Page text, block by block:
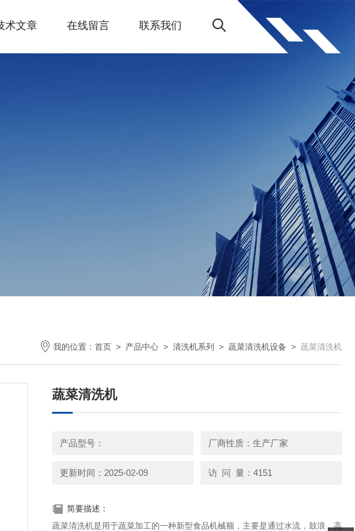
术文章 在线留言 联系我们
我的位置： 首页 > 产品中心 > 清洗机系列 > 蔬菜清洗机设备 > 蔬菜清洗机
蔬菜清洗机
产品型号： 厂商性质：生产厂家
更新时间：2025-02-09 访 问 量：4151
简要描述：
蔬菜清洗机是用于蔬菜加工的一种新型食品机械额，主要是通过水流，鼓浪，高